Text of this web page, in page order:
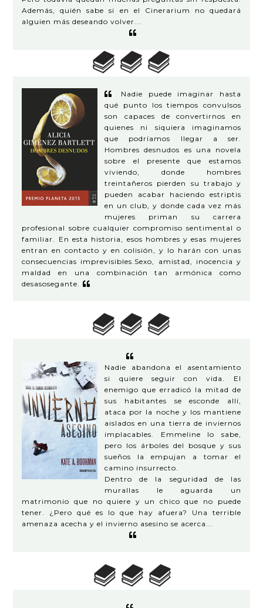
Además, quién sabe si en el Cinerarium no quedará
alguien más deseando volver...
Nadie puede imaginar hasta
qué punto los tiempos convulsos
son capaces de convertirnos en
quienes ni siquiera imaginamos
que podríamos llegar a ser.
Hombres desnudos es una novela
sobre el presente que estamos
viviendo, donde hombres
treintañeros pierden su trabajo y
pueden acabar haciendo estriptis
en un club, y donde cada vez más
mujeres priman su carrera
profesional sobre cualquier compromiso sentimental o
familiar. En esta historia, esos hombres y esas mujeres
entran en contacto y en colisión, y lo harán con unas
consecuencias imprevisibles.Sexo, amistad, inocencia y
maldad en una combinación tan armónica como
desasosegante.
Nadie abandona el asentamiento
si quiere seguir con vida. El
enemigo que erradicó la mitad de
sus habitantes se esconde allí,
ataca por la noche y los mantiene
aislados en una tierra de inviernos
implacables. Emmeline lo sabe,
pero los árboles del bosque y sus
sueños la empujan a tomar el
camino insurrecto.
Dentro de la seguridad de las
murallas le aguarda un
matrimonio que no quiere y un chico que no puede
tener. ¿Pero qué es lo que hay afuera? Una terrible
amenaza acecha y el invierno asesino se acerca...